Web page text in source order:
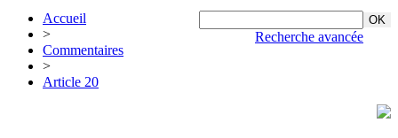
Recherche avancée
Accueil
>
Commentaires
>
Article 20